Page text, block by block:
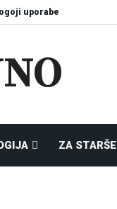
uporabe
ZA STARŠE